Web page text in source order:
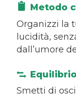
Metodo
Organizzi la
lucidità,
dall’umore
Smetti di